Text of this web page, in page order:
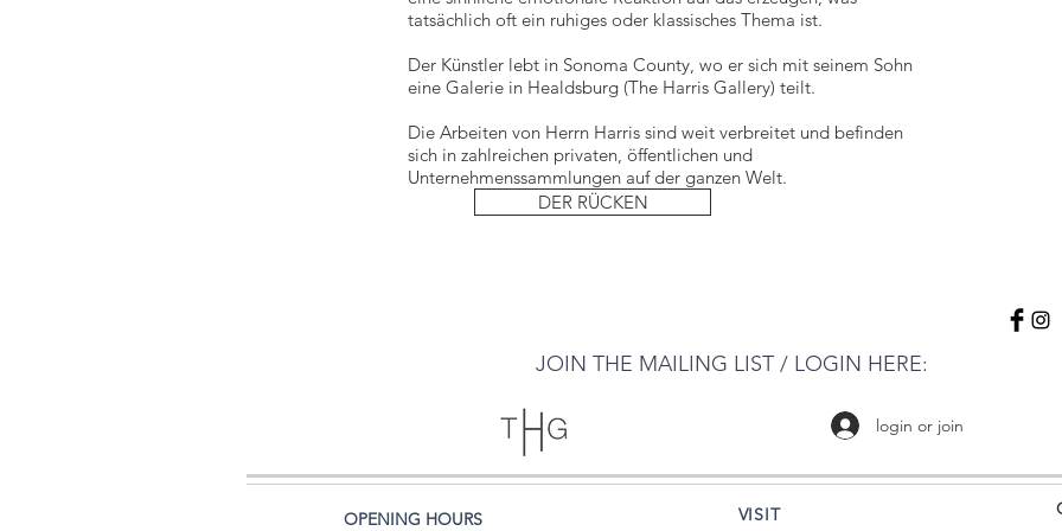
tatsächlich oft ein ruhiges oder klassisches Thema ist.
Der Künstler lebt in Sonoma County, wo er sich mit seinem Sohn
eine Galerie in Healdsburg (The Harris Gallery) teilt.
Die Arbeiten von Herrn Harris sind weit verbreitet und befinden
sich in zahlreichen privaten, öffentlichen und
Unternehmenssammlungen auf der ganzen Welt.
DER RÜCKEN
JOIN THE MAILING LIST / LOGIN HERE:
login or join
OPENING HOURS VISIT